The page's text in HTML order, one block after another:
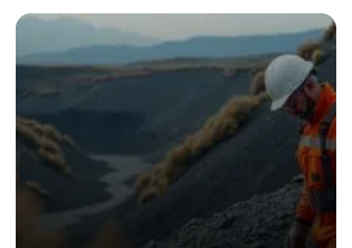
mois qui pourraient bientôt être à
votre portée
23 février 2026